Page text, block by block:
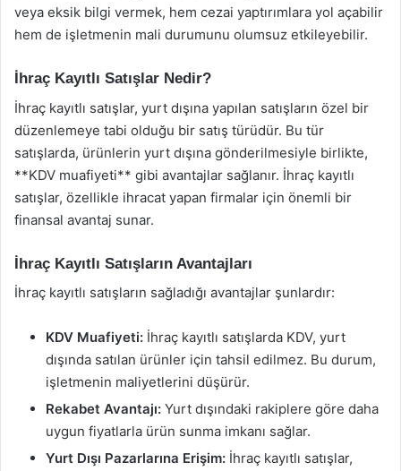
veya eksik bilgi vermek, hem cezai yaptırımlara yol açabilir
hem de işletmenin mali durumunu olumsuz etkileyebilir.
İhraç Kayıtlı Satışlar Nedir?
İhraç kayıtlı satışlar, yurt dışına yapılan satışların özel bir
düzenlemeye tabi olduğu bir satış türüdür. Bu tür
satışlarda, ürünlerin yurt dışına gönderilmesiyle birlikte,
**KDV muafiyeti** gibi avantajlar sağlanır. İhraç kayıtlı
satışlar, özellikle ihracat yapan firmalar için önemli bir
finansal avantaj sunar.
İhraç Kayıtlı Satışların Avantajları
İhraç kayıtlı satışların sağladığı avantajlar şunlardır:
KDV Muafiyeti: İhraç kayıtlı satışlarda KDV, yurt
dışında satılan ürünler için tahsil edilmez. Bu durum,
işletmenin maliyetlerini düşürür.
Rekabet Avantajı: Yurt dışındaki rakiplere göre daha
uygun fiyatlarla ürün sunma imkanı sağlar.
Yurt Dışı Pazarlarına Erişim: İhraç kayıtlı satışlar,